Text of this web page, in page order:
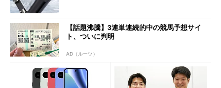
【話題沸騰】3連単連続的中の競馬予想サイ
ト、ついに判明
AD（ルーツ）